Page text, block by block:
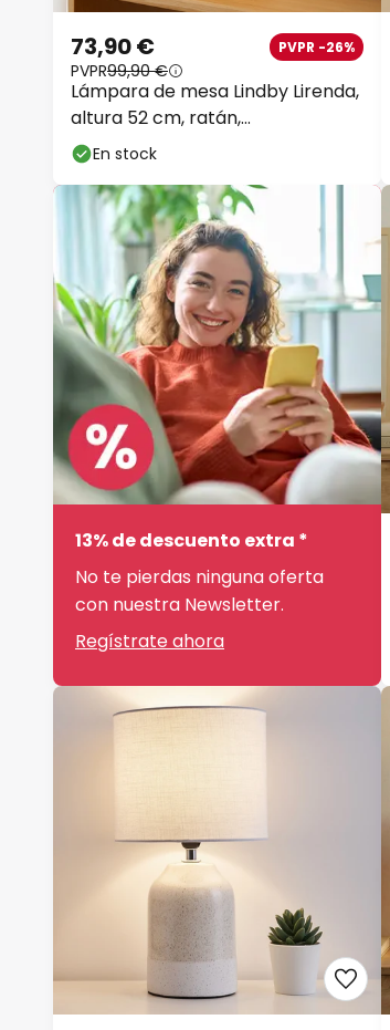
Lámpara de mesa Lindby Lirenda,
altura 52 cm, ratán,
natural/blanco
73,90 € PVPR -26%
PVPR99,90 €
En stock
13% de descuento extra *
No te pierdas ninguna oferta
con nuestra Newsletter.
Regístrate ahora